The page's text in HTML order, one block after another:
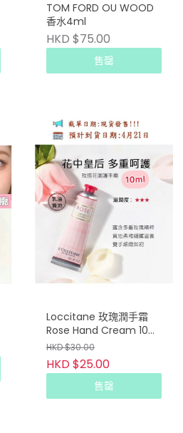
TOM FORD OU WOOD
香水4ml
HKD $75.00
售罄
Loccitane 玫瑰潤手霜
Rose Hand Cream 10ml
(專櫃貨)
HKD $30.00
HKD $25.00
售罄